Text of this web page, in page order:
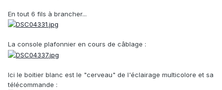
En tout 6 fils à brancher...
La console plafonnier en cours de câblage :
Ici le boitier blanc est le "cerveau" de l'éclairage multicolore et sa
télécommande :